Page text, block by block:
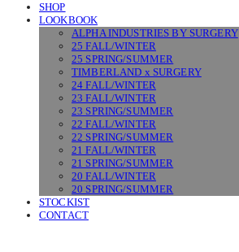
SHOP
LOOKBOOK
ALPHA INDUSTRIES BY SURGERY
25 FALL/WINTER
25 SPRING/SUMMER
TIMBERLAND x SURGERY
24 FALL/WINTER
23 FALL/WINTER
23 SPRING/SUMMER
22 FALL/WINTER
22 SPRING/SUMMER
21 FALL/WINTER
21 SPRING/SUMMER
20 FALL/WINTER
20 SPRING/SUMMER
STOCKIST
CONTACT